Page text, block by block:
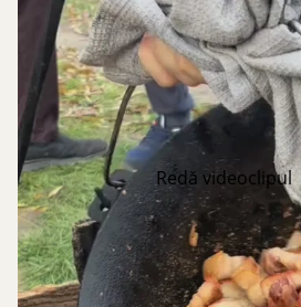
Redă videoclipul